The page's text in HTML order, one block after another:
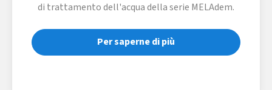
di trattamento dell'acqua della serie MELAdem.
Per saperne di più